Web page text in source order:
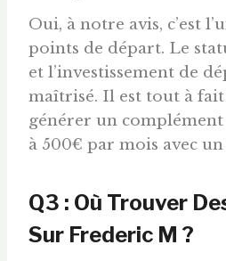
Oui, à notre avis, c’est
points de départ. Le
et l’investissement de
maîtrisé. Il est tout à
générer un
à 500€ par mois avec
Q3 : Où Trouver
Sur Frederic M ?